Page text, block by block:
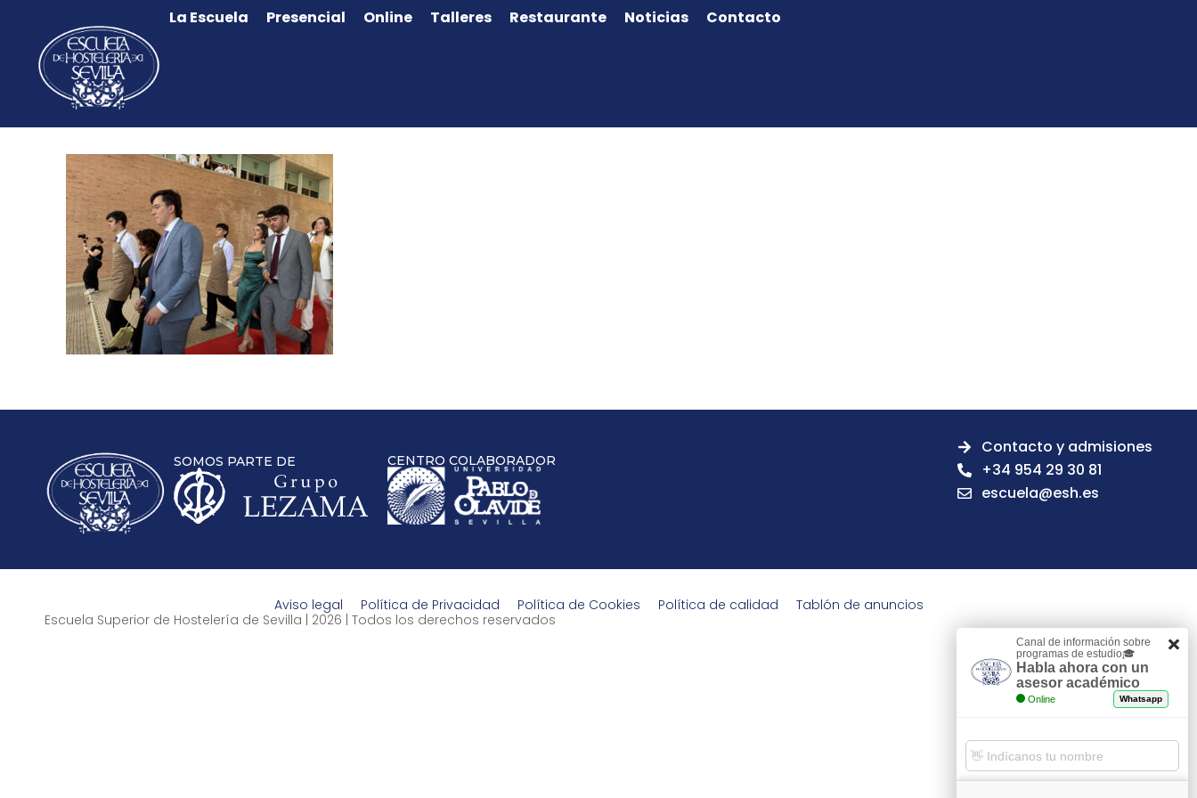
La Escuela Presencial Online Talleres Restaurante Noticias Contacto
SOMOS PARTE DE CENTRO COLABORADOR
Contacto y admisiones
+34 954 29 30 81
escuela@esh.es
Aviso legal Política de Privacidad Política de Cookies Política de calidad
Tablón de anuncios
Escuela Superior de Hostelería de Sevilla | 2026 | Todos los derechos reservados
Canal de información sobre
programas de estudio🎓
Habla ahora con un
asesor académico
Online Whatsapp